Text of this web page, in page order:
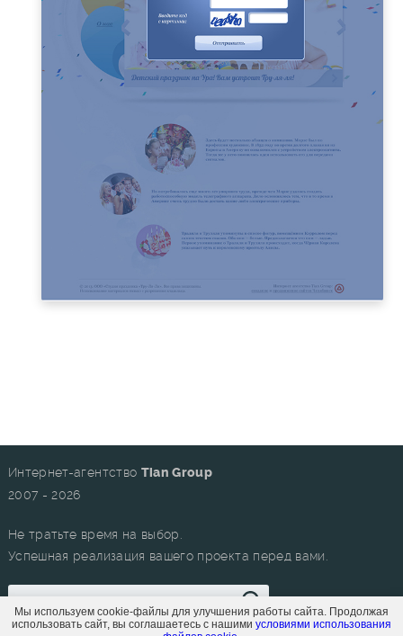
Мы используем cookie-файлы для улучшения работы сайта. Продолжая
использовать сайт, вы соглашаетесь с нашими условиями использования
Интернет-агентство Tian Group
2007 - 2026
Не тратьте время на выбор.
Успешная реализация вашего проекта перед вами.